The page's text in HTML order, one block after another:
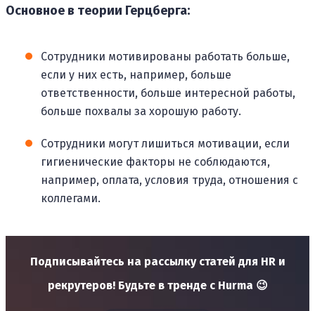
Основное в теории Герцберга:
Сотрудники мотивированы работать больше,
если у них есть, например, больше
ответственности, больше интересной работы,
больше похвалы за хорошую работу.
Сотрудники могут лишиться мотивации, если
гигиенические факторы не соблюдаются,
например, оплата, условия труда, отношения с
коллегами.
Подписывайтесь на рассылку статей для HR и
рекрутеров! Будьте в тренде с Hurma 😉